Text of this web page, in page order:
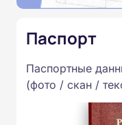
Паспорт
Паспортные
(фото / скан /